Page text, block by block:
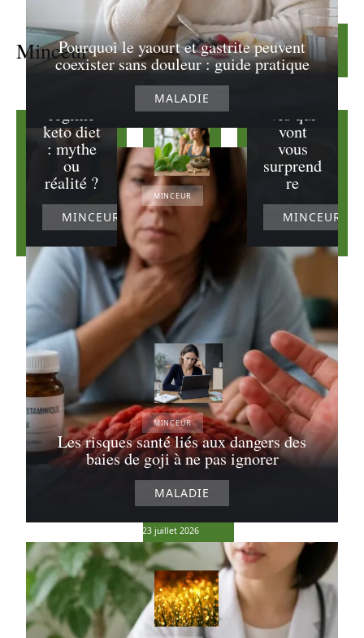
Pourquoi le yaourt et gastrite peuvent
coexister sans douleur : guide pratique
MALADIE
Les risques santé liés aux dangers des
baies de goji à ne pas ignorer
MALADIE
Minceur Lire la suite
régime
keto diet
: mythe
ou
réalité ?
MINCEUR
MINCEUR
Les secrets
du plant du
gymnema
gurmar pour
contrôler
votre appétit
1 août 2026
MINCEUR
Pourquoi les
avis sur le
Nutra Burn
suscitent de
tant
23 juillet 2026
Par quoi
remplac
er le
beurre :
10
ves qui
vont
vous
surprend
re
MINCEUR